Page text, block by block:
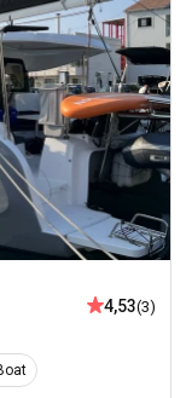
4,53(3)